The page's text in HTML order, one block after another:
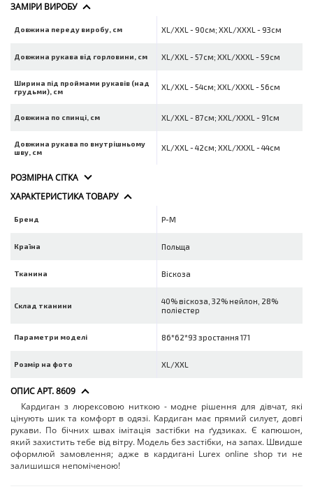
ЗАМІРИ ВИРОБУ
Довжина переду виробу, см XL/XXL - 90см; XXL/XXXL - 93см
Довжина рукава від горловини, см XL/XXL - 57см; XXL/XXXL - 59см
Ширина під проймами рукавів (над
грудьми), см
XL/XXL - 54см; XXL/XXXL - 56см
Довжина по спинці, см XL/XXL - 87см; XXL/XXXL - 91см
Довжина рукава по внутрішньому
шву, см
XL/XXL - 42см; XXL/XXXL - 44см
РОЗМІРНА СІТКА
ХАРАКТЕРИСТИКА ТОВАРУ
Бренд P-M
Країна Польща
Тканина Віскоза
Склад тканини
40% віскоза, 32% нейлон, 28%
поліестер
Параметри моделі 86*62*93 зростання 171
Розмір на фото XL/XXL
ОПИС АРТ. 8609
Кардиган з люрексовою ниткою - модне рішення для дівчат, які
цінують шик та комфорт в одязі. Кардиган має прямий силует, довгі
рукави. По бічних швах імітація застібки на ґудзиках. Є капюшон,
який захистить тебе від вітру. Модель без застібки, на запах. Швидше
оформлюй замовлення; адже в кардигані Lurex online shop ти не
залишишся непоміченою!